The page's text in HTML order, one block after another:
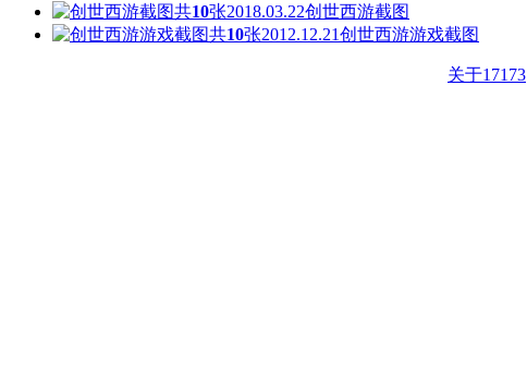
共10张2018.03.22创世西游截图
共10张2012.12.21创世西游游戏截图
关于17173